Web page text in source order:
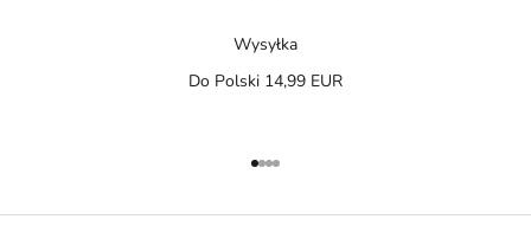
Wysyłka
Do Polski 14,99 EUR
Przejdź do 1
Przejdź do 2
Przejdź do 3
Przejdź do 4